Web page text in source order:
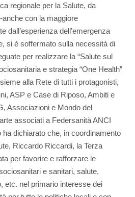
regionale per la Salute, da
con la maggiore
dall’esperienza dell’emergenza
si è soffermato sulla necessità di
per realizzare la “Salute sul
e strategia “One Health”
alla Rete di tutti i protagonisti,
ASP e Case di Riposo, Ambiti e
Associazioni e Mondo del
associati a Federsanità ANCI
dichiarato che, in coordinamento
Riccardo Riccardi, la Terza
per favorire e rafforzare le
e sanitari, salute,
etc. nel primario interesse dei